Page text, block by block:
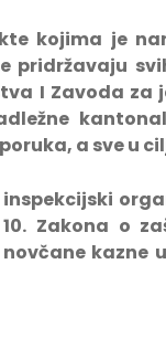
kojima je
pridržavaju
I Zavoda za
a sve u
Zakona o
kazne